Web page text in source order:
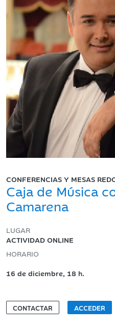
CONFERENCIAS Y MESAS
Caja de Música
Camarena
LUGAR
ACTIVIDAD ONLINE
HORARIO
16 de diciembre, 18 h.
CONTACTAR ACCEDER